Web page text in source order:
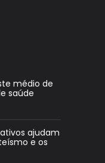
médio de
saúde
ajudam
e os